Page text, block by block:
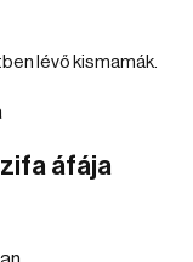
lévő kismamák.
áfája